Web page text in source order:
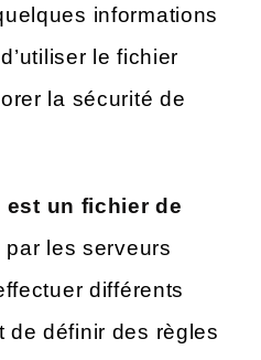
informations
le fichier
la sécurité de
un fichier de
par les serveurs
différents
de définir des règles